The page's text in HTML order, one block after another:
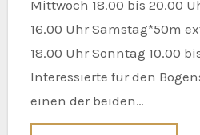
Mittwoch 18.00 bis 20.00 Uhr Samstag 14.00 bis
16.00 Uhr Samstag*50m
18.00 Uhr Sonntag 10.00
Interessierte für den
einen der beiden…